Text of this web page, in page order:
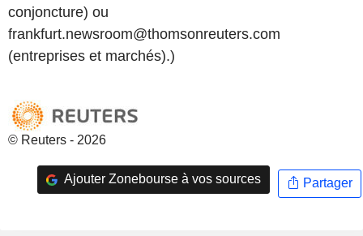
conjoncture) ou
frankfurt.newsroom@thomsonreuters.com
(entreprises et marchés).)
© Reuters - 2026
Ajouter Zonebourse à vos sources Partager